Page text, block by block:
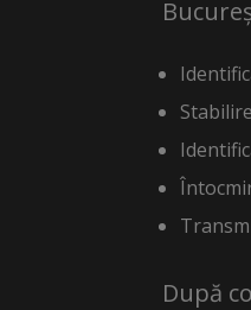
După